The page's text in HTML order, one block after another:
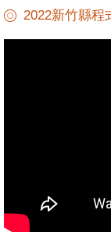
2022新竹縣程